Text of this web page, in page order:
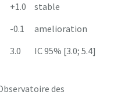
+1.0
stable
-0.1
amelioration
3.0 IC 95% [3.0; 5.4]
des